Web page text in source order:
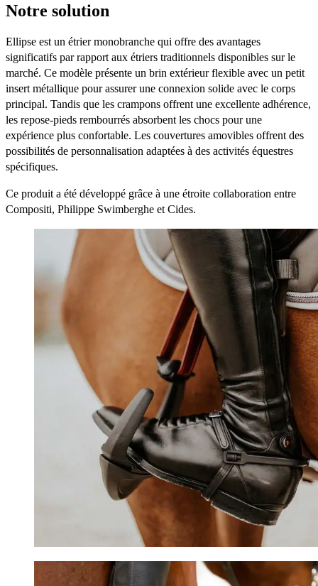
Notre solution
Ellipse est un étrier monobranche qui offre des avantages
significatifs par rapport aux étriers traditionnels disponibles sur le
marché. Ce modèle présente un brin extérieur flexible avec un petit
insert métallique pour assurer une connexion solide avec le corps
principal. Tandis que les crampons offrent une excellente adhérence,
les repose-pieds rembourrés absorbent les chocs pour une
expérience plus confortable. Les couvertures amovibles offrent des
possibilités de personnalisation adaptées à des activités équestres
spécifiques.
Ce produit a été développé grâce à une étroite collaboration entre
Compositi, Philippe Swimberghe et Cides.